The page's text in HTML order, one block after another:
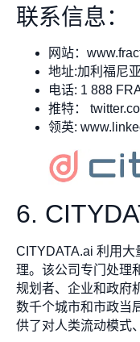
联系信息：
网站：
地址:加利福尼
电话: 1 888
推特：
领英:
6.
CITYDATA.ai 利用
理。该公司专门处理
规划者、企业和政府
数千个城市和市政当
供了对人类流动模式